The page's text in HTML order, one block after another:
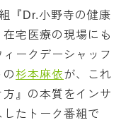
『Dr.小野寺の健康
宅医療の現場にも
ークデーシャッフ
杉本麻依が、これ
』の本質をインサ
たトーク番組で